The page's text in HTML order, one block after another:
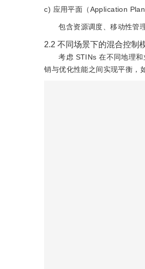
c) 应用平面（Application
包含资源调度、移动性管
2.2 不同场景下的混合控制
考虑 STINs 在不同地理
销与优化性能之间实现平衡，